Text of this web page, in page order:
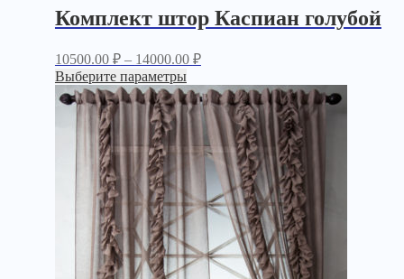
Комплект штор Каспиан голубой
10500.00 ₽– 14000.00 ₽
Выберите параметры